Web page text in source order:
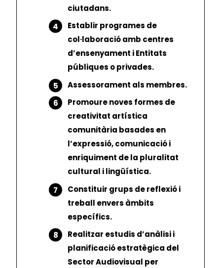
ciutadans.
Establir programes de
col·laboració amb centres
d’ensenyament i Entitats
públiques o privades.
Assessorament als membres.
Promoure noves formes de
creativitat artística
comunitària basades en
l’expressió, comunicació i
enriquiment de la pluralitat
cultural i lingüística.
Constituir grups de reflexió i
treball envers àmbits
específics.
Realitzar estudis d’anàlisi i
planificació estratègica del
Sector Audiovisual per